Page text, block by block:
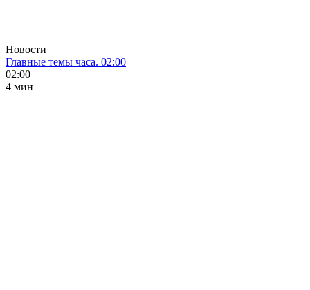
Новости
Главные темы часа. 02:00
02:00
4 мин